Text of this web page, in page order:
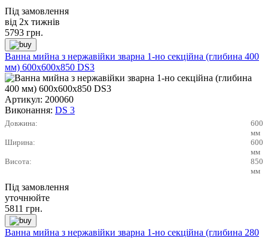
Під замовлення
від 2х тижнів
5793 грн.
Ванна мийна з нержавійки зварна 1-но секційна (глибина 400
мм) 600х600х850 DS3
Артикул: 200060
Виконання: DS 3
Довжина:
600
мм
Ширина:
600
мм
Висота:
850
мм
Під замовлення
уточнюйте
5811 грн.
Ванна мийна з нержавійки зварна 1-но секційна (глибина 280